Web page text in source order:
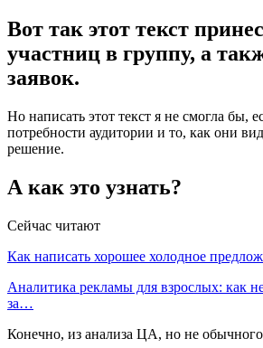
Вот так этот текст
участниц в группу, а
заявок.
Но написать этот текст я не смогла бы,
потребности аудитории и то, как они
решение.
А как это узнать?
Сейчас читают
Как написать хорошее холодное
Аналитика рекламы для взрослых: как
за…
Конечно, из анализа ЦА, но не